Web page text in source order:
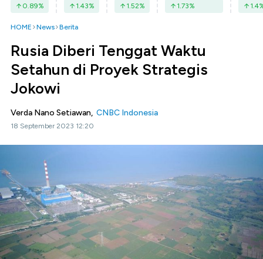
0.89% 1.43% 1.52% 1.73% 1.4
HOME News Berita
Rusia Diberi Tenggat Waktu
Setahun di Proyek Strategis
Jokowi
Verda Nano Setiawan, CNBC Indonesia
18 September 2023 12:20